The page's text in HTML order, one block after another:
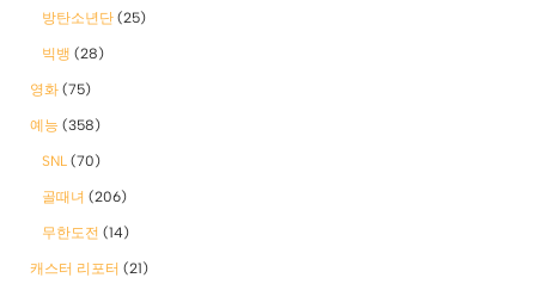
방탄소년단 (25)
빅뱅 (28)
영화 (75)
예능 (358)
SNL (70)
골때녀 (206)
무한도전 (14)
캐스터 리포터 (21)